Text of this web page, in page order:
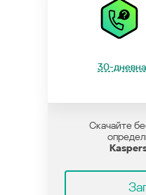
30-
Скачайте